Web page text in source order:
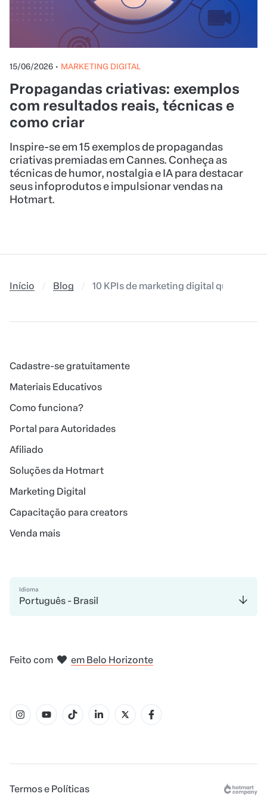
15/06/2026 • MARKETING DIGITAL
Propagandas criativas: exemplos
com resultados reais, técnicas e
como criar
Inspire-se em 15 exemplos de propagandas
criativas premiadas em Cannes. Conheça as
técnicas de humor, nostalgia e IA para destacar
seus infoprodutos e impulsionar vendas na
Hotmart.
Início Blog 10 KPIs de marketing digital que você
Cadastre-se gratuitamente
Materiais Educativos
Como funciona?
Portal para Autoridades
Afiliado
Soluções da Hotmart
Marketing Digital
Capacitação para creators
Venda mais
Idioma
Português - Brasil
Feito com em Belo Horizonte
Termos e Políticas